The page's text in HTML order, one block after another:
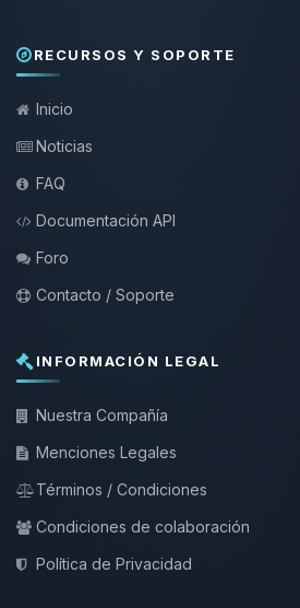
RECURSOS Y SOPORTE
Inicio
Noticias
FAQ
Documentación API
Foro
Contacto / Soporte
INFORMACIÓN LEGAL
Nuestra Compañía
Menciones Legales
Términos / Condiciones
Condiciones de colaboración
Política de Privacidad